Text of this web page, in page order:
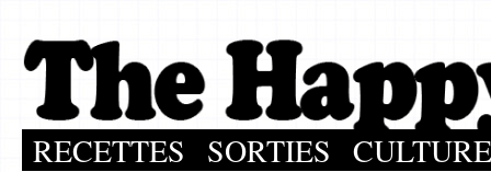
RECETTES SORTIES CULTURE